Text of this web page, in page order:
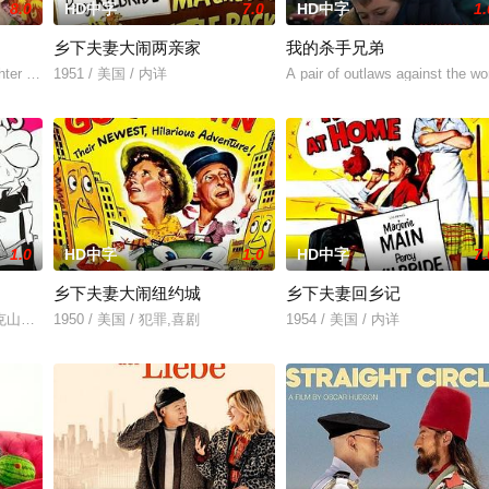
8.0
Rosie, go off to Hawaii in an
HD中字 7.0
乡下夫妻大闹两亲家
1951 / 美国 / 内详
HD中字
我的杀手兄弟
A pair of outlaws against the
1.0
山地，探望老伴儿的胞兄——塞奇叔公。此翁正与贝迪莉亚·贝恩斯小姐周旋
HD中字 1.0
乡下夫妻大闹纽约城
1950 / 美国 / 犯罪,喜剧
HD中字
乡下夫妻回乡记
1954 / 美国 / 内详